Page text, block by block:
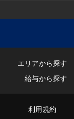
エリアから探す
給与から探す
利用規約